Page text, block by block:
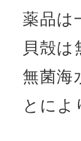
薬品は
貝殻は
無菌海
とによ